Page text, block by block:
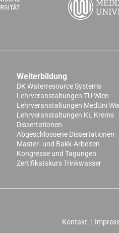
Weiterbildung
DK Waterresource Systems
Lehrveranstaltungen TU Wien
Lehrveranstaltungen MedUni
Lehrveranstaltungen KL Krems
Dissertationen
Abgeschlossene Dissertationen
Master- und Bakk-Arbeiten
Kongresse und Tagungen
Zertifikatskurs Trinkwasser
Kontakt |